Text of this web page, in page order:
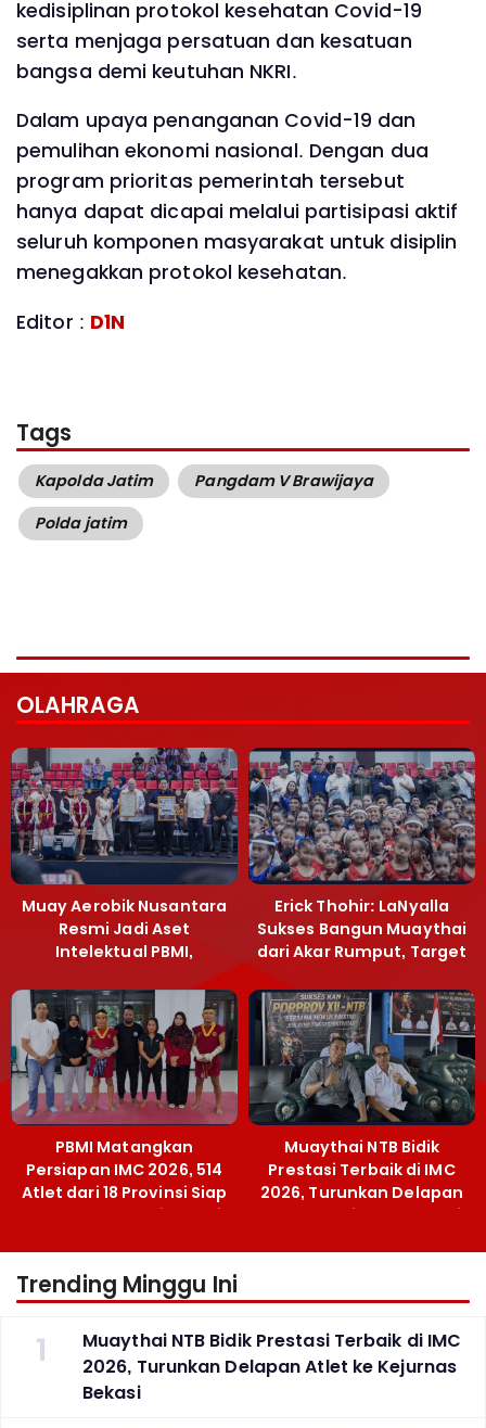
kedisiplinan protokol kesehatan Covid-19
serta menjaga persatuan dan kesatuan
bangsa demi keutuhan NKRI.
Dalam upaya penanganan Covid-19 dan
pemulihan ekonomi nasional. Dengan dua
program prioritas pemerintah tersebut
hanya dapat dicapai melalui partisipasi aktif
seluruh komponen masyarakat untuk disiplin
menegakkan protokol kesehatan.
Editor : D1N
Tags
Kapolda Jatim
Pangdam V Brawijaya
Polda jatim
OLAHRAGA
Muay Aerobik Nusantara
Resmi Jadi Aset
Intelektual PBMI,
Terobosan Bangun
Grassroots
Erick Thohir: LaNyalla
Sukses Bangun Muaythai
dari Akar Rumput, Target
PBMI Matangkan
Persiapan IMC 2026, 514
Atlet dari 18 Provinsi Siap
Berlaga Besok di Bekasi
Muaythai NTB Bidik
Prestasi Terbaik di IMC
2026, Turunkan Delapan
Atlet ke Kejurnas Bekasi
Trending Minggu Ini
1
Muaythai NTB Bidik Prestasi Terbaik di IMC
2026, Turunkan Delapan Atlet ke Kejurnas
Bekasi